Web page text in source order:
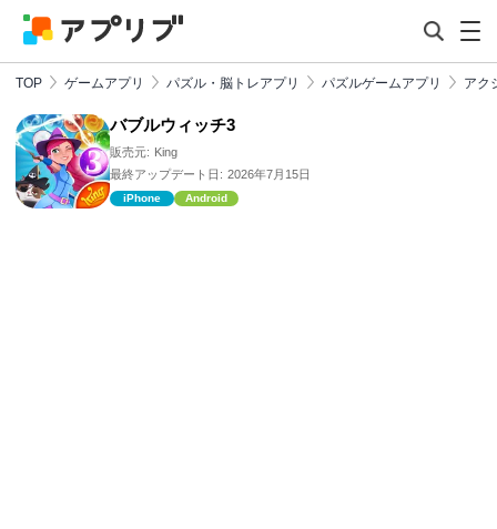
TOP ゲームアプリ パズル・脳トレアプリ パズルゲームアプリ アク
バブルウィッチ3
販売元: King
最終アップデート日: 2026年7月15日
iPhone Android